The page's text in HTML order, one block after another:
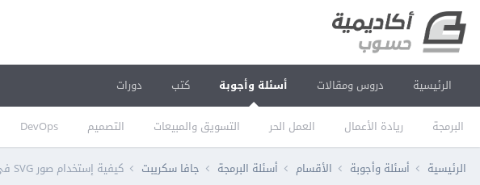
الرئيسية دروس ومقالات أسئلة وأجوبة
البرمجة ريادة الأعمال العمل الحر التسويق والمبيعات التصميم DevOps
كتب دورات
الرئيسية أسئلة وأجوبة الأقسام أسئلة البرمجة جافا سكريبت كيفية إستخدام صور SVG في React Native؟